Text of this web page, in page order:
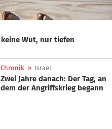
Chronik » Israel
Zwei Jahre danach: Der Tag, an
dem der Angriffskrieg begann